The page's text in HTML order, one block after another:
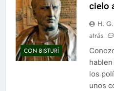
CON BISTURÍ
cielo
H.
atrás
los
unos